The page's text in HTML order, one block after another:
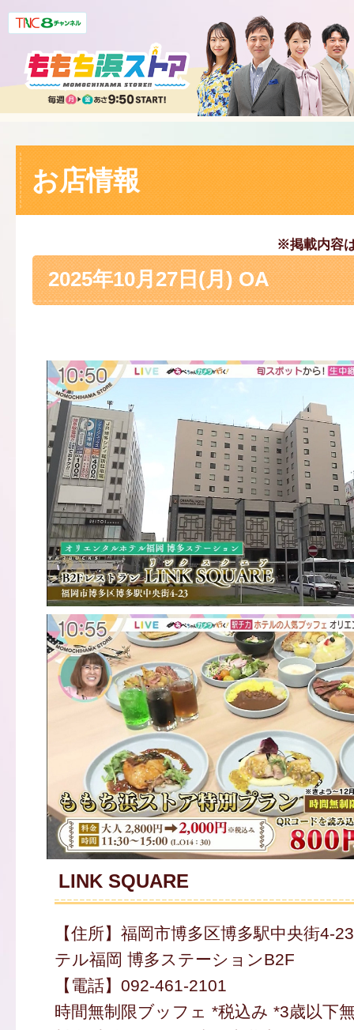
お店情報
※掲載内容
2025年10月27日(月) OA
LINK SQUARE
【住所】福岡市博多区博多駅中央街4-
テル福岡 博多ステーションB2F
【電話】092-461-2101
時間無制限ブッフェ *税込み *3歳以下